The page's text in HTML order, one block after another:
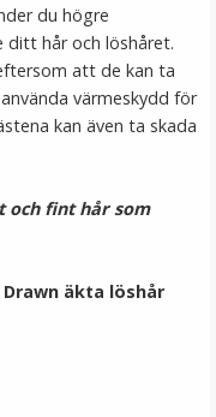
du högre
ditt hår och löshåret.
att de kan ta
värmeskydd för
kan även ta skada
och fint hår som
äkta löshår